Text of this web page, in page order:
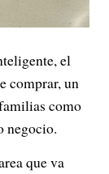
el
comprar, un
como
negocio.
que va